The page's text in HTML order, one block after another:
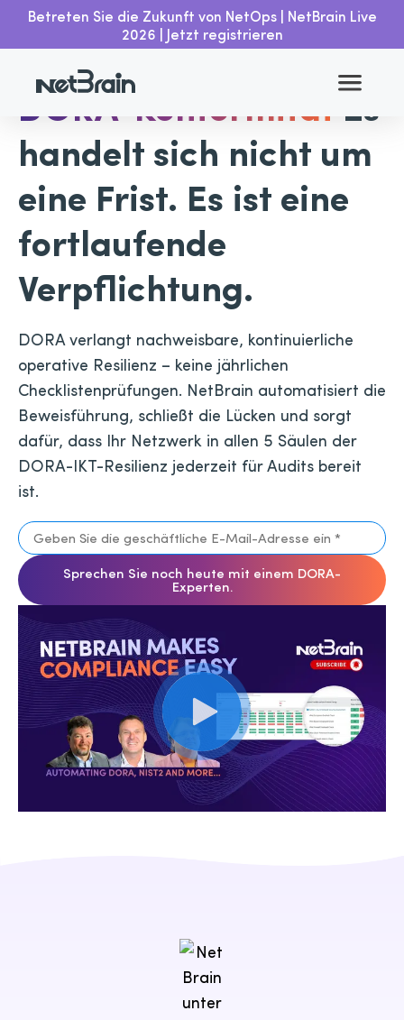
Betreten Sie die Zukunft von NetOps | NetBrain Live
2026 | Jetzt registrieren
DORA-KonformitätEs
handelt sich nicht um
eine Frist. Es ist eine
fortlaufende
Verpflichtung.
DORA verlangt nachweisbare, kontinuierliche
operative Resilienz – keine jährlichen
Checklistenprüfungen. NetBrain automatisiert die
Beweisführung, schließt die Lücken und sorgt
dafür, dass Ihr Netzwerk in allen 5 Säulen der
DORA-IKT-Resilienz jederzeit für Audits bereit
ist.
Sprechen Sie noch heute mit einem DORA-
Experten.